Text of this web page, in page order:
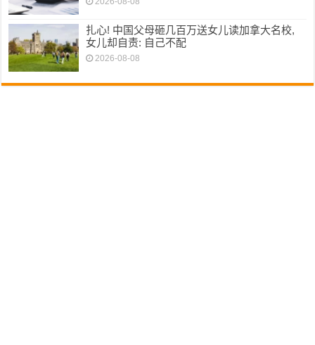
扎心! 中国父母砸几百万送女儿读加拿大名校,
女儿却自责: 自己不配
2026-08-08